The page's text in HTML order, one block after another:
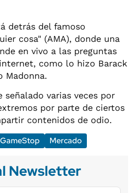
detrás del famoso
cosa" (AMA), donde una
en vivo a las preguntas
como lo hizo Barack
Madonna.
varias veces por
por parte de ciertos
contenidos de odio.
GameStop Mercado
Newsletter